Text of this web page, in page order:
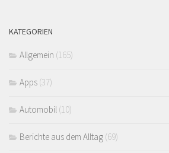
KATEGORIEN
Allgemein (165)
Apps (37)
Automobil (10)
Berichte aus dem Alltag (69)